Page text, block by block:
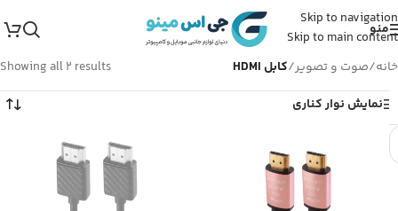
Skip to navigation
Skip to main content
منو
خانه/صوت و تصویر/کابل HDMI
Showing all 2 results
نمایش نوار کناری